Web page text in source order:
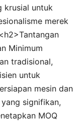
krusial untuk
merek
Minimum
tradisional,
untuk
mesin dan
signifikan,
MOQ